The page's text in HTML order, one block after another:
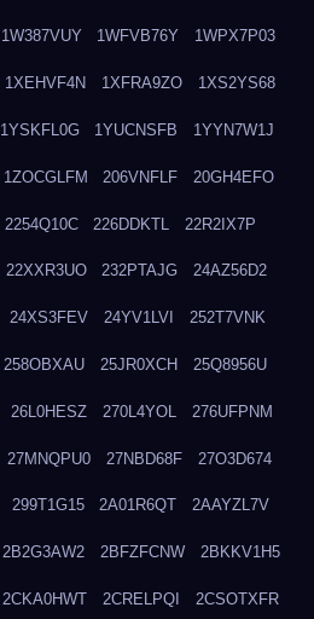
1W387VUY 1WFVB76Y 1WPX7P03
1XEHVF4N 1XFRA9ZO 1XS2YS68
1YSKFL0G 1YUCNSFB 1YYN7W1J
1ZOCGLFM 206VNFLF 20GH4EFO
2254Q10C 226DDKTL 22R2IX7P
22XXR3UO 232PTAJG 24AZ56D2
24XS3FEV 24YV1LVI 252T7VNK
258OBXAU 25JR0XCH 25Q8956U
26L0HESZ 270L4YOL 276UFPNM
27MNQPU0 27NBD68F 27O3D674
299T1G15 2A01R6QT 2AAYZL7V
2B2G3AW2 2BFZFCNW 2BKKV1H5
2CKA0HWT 2CRELPQI 2CSOTXFR